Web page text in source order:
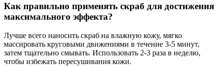
Как правильно применять скраб для достижения
максимального эффекта?
Лучше всего наносить скраб на влажную кожу, мягко
массировать круговыми движениями в течение 3-5 минут,
затем тщательно смывать. Использовать 2-3 раза в неделю,
чтобы избежать пересушивания кожи.